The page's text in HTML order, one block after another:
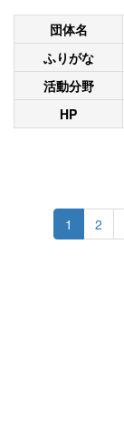
団体名
ふりがな
活動分野
HP
1 2